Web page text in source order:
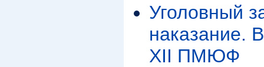
Уголовный
наказание.
XII ПМЮФ